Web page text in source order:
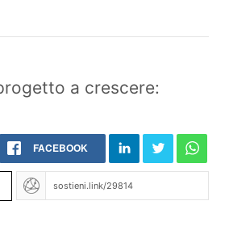
a crescere:
FACEBOOK